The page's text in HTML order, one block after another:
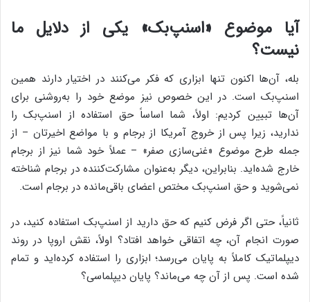
آیا موضوع «اسنپ‌بک» یکی از دلایل ما
نیست؟
بله، آن‌ها اکنون تنها ابزاری که فکر می‌کنند در اختیار دارند همین
اسنپ‌بک است. در این خصوص نیز موضع خود را به‌روشنی برای
آن‌ها تبیین کردیم: اولاً، شما اساساً حق استفاده از اسنپ‌بک را
ندارید، زیرا پس از خروج آمریکا از برجام و با مواضع اخیرتان – از
جمله طرح موضوع «غنی‌سازی صفر» – عملاً خود شما نیز از برجام
خارج شده‌اید. بنابراین، دیگر به‌عنوان مشارکت‌کننده در برجام شناخته
نمی‌شوید و حق اسنپ‌بک مختص اعضای باقی‌مانده در برجام است.
ثانیاً، حتی اگر فرض کنیم که حق دارید از اسنپ‌بک استفاده کنید، در
صورت انجام آن، چه اتفاقی خواهد افتاد؟ اولاً، نقش اروپا در روند
دیپلماتیک کاملاً به پایان می‌رسد؛ ابزاری را استفاده کرده‌اید و تمام
شده است. پس از آن چه می‌ماند؟ پایان دیپلماسی؟